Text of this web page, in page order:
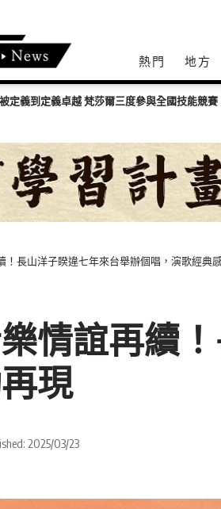
熱門 地方
3歲童疑遭母親男友施暴 生父報警驗傷
！長山洋子睽違七年來台舉辦個唱，演歌經典
情誼再續
現
2025/03/23